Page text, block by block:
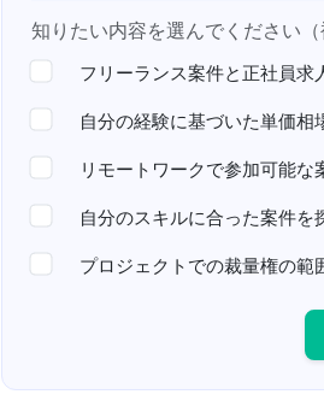
知りたい内容を選んでください（
フリーランス案件と正社員求
自分の経験に基づいた単価相
リモートワークで参加可能な
自分のスキルに合った案件を
プロジェクトでの裁量権の範